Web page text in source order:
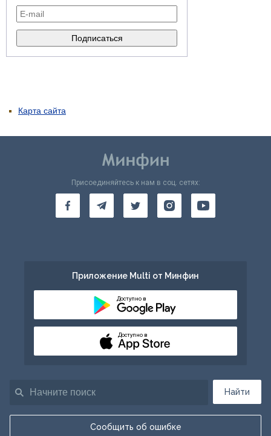
Карта сайта
Найти
Сообщить об ошибке
Присоединяйтесь к нам в соц. сетях:
Приложение Multi от Минфин
Доступно в
Доступно в